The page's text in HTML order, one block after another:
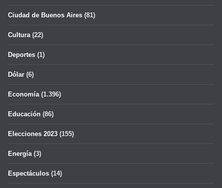
Ciudad de Buenos Aires (81)
Cultura(22)
Deportes (1)
Dólar (6)
Economía(1.396)
Educación (86)
Elecciones 2023 (155)
Energía(3)
Espectáculos (14)